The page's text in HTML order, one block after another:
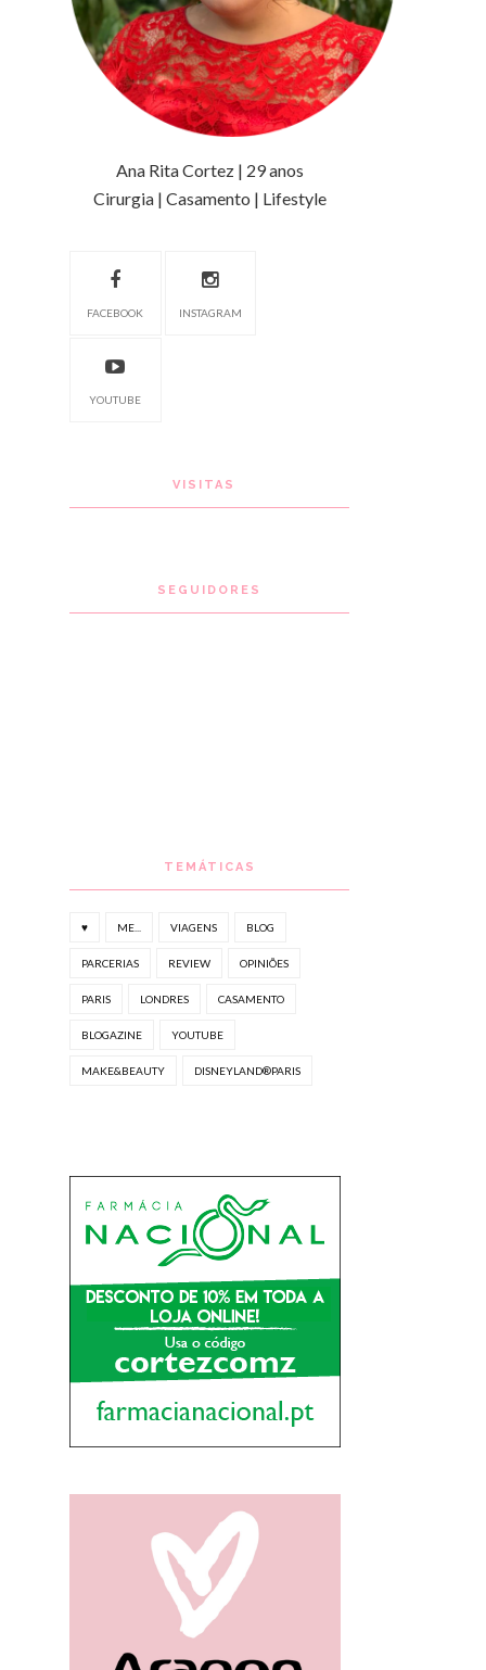
Ana Rita Cortez | 29 anos
Cirurgia | Casamento | Lifestyle
FACEBOOK INSTAGRAM
YOUTUBE
VISITAS
SEGUIDORES
TEMÁTICAS
♥ ME... VIAGENS BLOG
PARCERIAS REVIEW OPINIÕES
PARIS LONDRES CASAMENTO
BLOGAZINE YOUTUBE
MAKE&BEAUTY DISNEYLAND®PARIS